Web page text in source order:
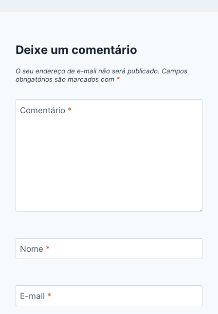
Deixe um comentário
O seu endereço de e-mail não será publicado. Campos
obrigatórios são marcados com *
Comentário *
Nome *
E-mail *